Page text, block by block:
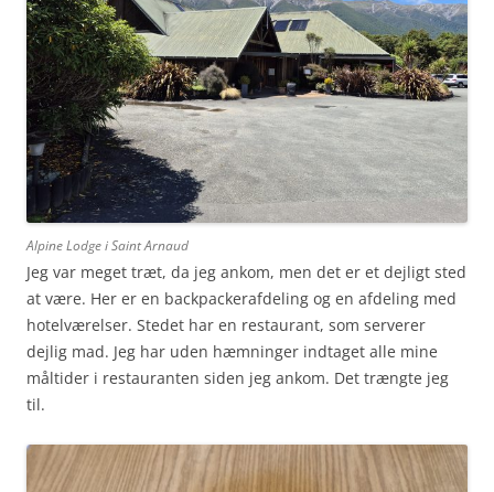
Alpine Lodge i Saint Arnaud
Jeg var meget træt, da jeg ankom, men det er et dejligt sted
at være. Her er en backpackerafdeling og en afdeling med
hotelværelser. Stedet har en restaurant, som serverer
dejlig mad. Jeg har uden hæmninger indtaget alle mine
måltider i restauranten siden jeg ankom. Det trængte jeg
til.